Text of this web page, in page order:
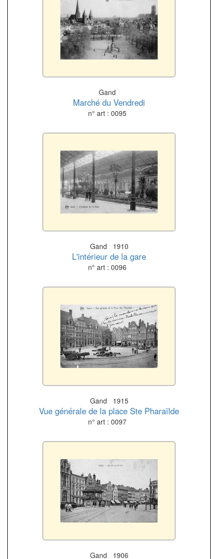
Gand
Marché du Vendredi
n° art : 0095
Gand 1910
L'intérieur de la gare
n° art : 0096
Gand 1915
Vue générale de la place Ste Pharaïlde
n° art : 0097
Gand 1906